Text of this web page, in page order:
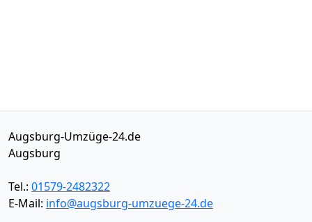
Augsburg-Umzüge-24.de
Augsburg
Tel.: 01579-2482322
E-Mail: info@augsburg-umzuege-24.de